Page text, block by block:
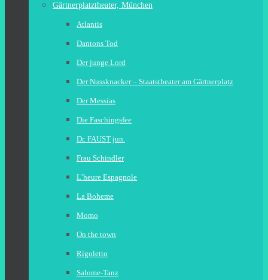
Gärtnerplatztheater, München
Atlantis
Dantons Tod
Der junge Lord
Der Nussknacker – Staatstheater am Gärtnerplatz
Der Messias
Die Faschingsfee
Dr. FAUST jun.
Frau Schindler
L’heure Espagnole
La Boheme
Momo
On the town
Rigoletto
Salome-Tanz